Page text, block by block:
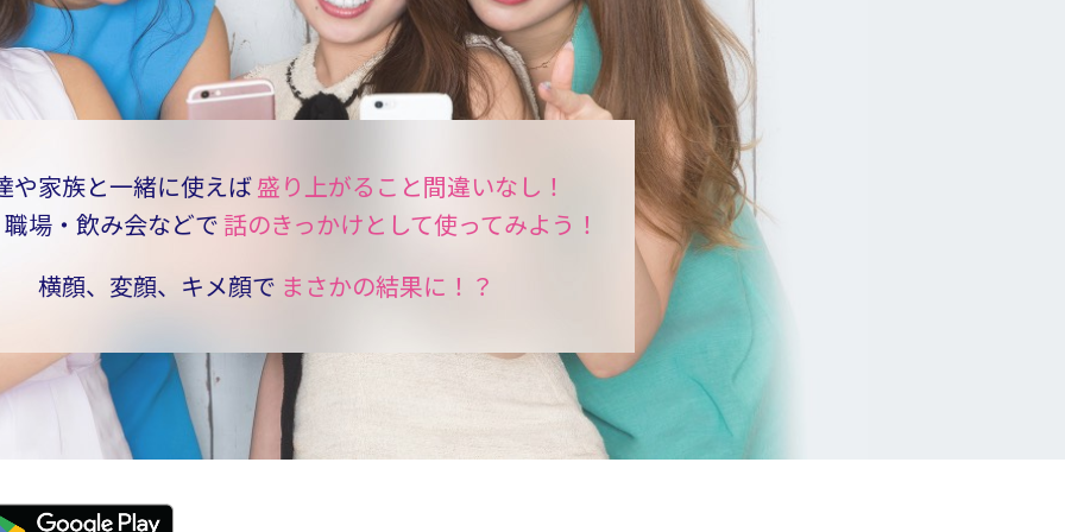
や家族と一緒に使えば盛り上がること間違いなし！
場・飲み会などで話のきっかけとして使ってみよう！
横顔、変顔、キメ顔で まさかの結果に！？